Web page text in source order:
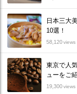
日本三大
10選！
58,120views
東京で人
ューをご
19,300views